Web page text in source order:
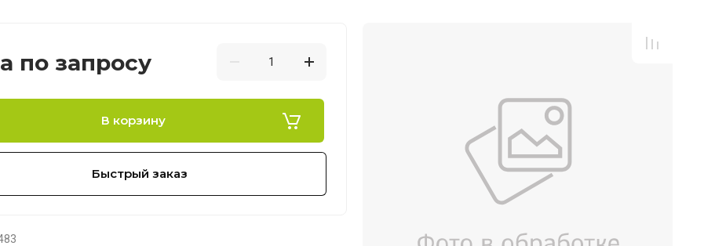
по запросу
В корзину
Быстрый заказ